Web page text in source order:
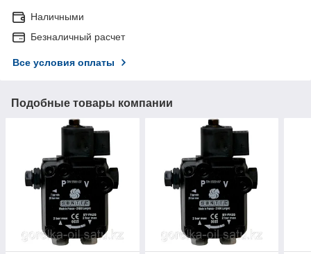
Наличными
Безналичный расчет
Все условия оплаты
Подобные товары компании